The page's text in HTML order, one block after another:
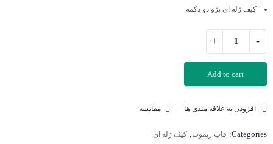
کیف ژله ای پژو دو دکمه
Add to cart
افزودن به علاقه مندی ها مقایسه
Categories: قاب ریموت کیف ژله ای